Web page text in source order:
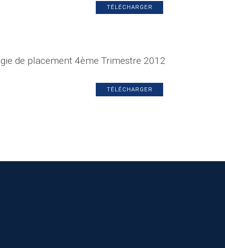
TÉLÉCHARGER
de placement 4ème Trimestre 2012
TÉLÉCHARGER